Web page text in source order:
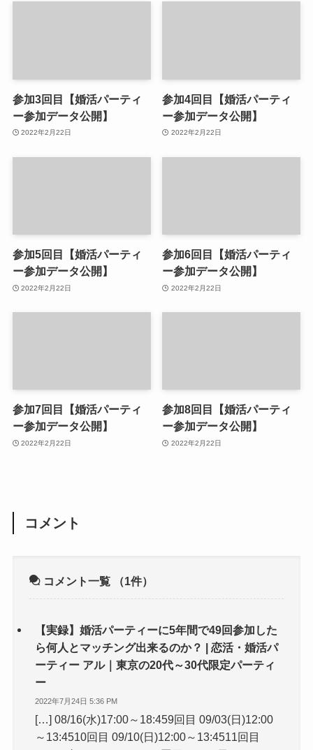
参加3回目【婚活パーティ
ー参加データ公開】
2022年2月22日
参加4回目【婚活パーティ
ー参加データ公開】
2022年2月22日
参加5回目【婚活パーティ
ー参加データ公開】
2022年2月22日
参加6回目【婚活パーティ
ー参加データ公開】
2022年2月22日
参加7回目【婚活パーティ
ー参加データ公開】
2022年2月22日
参加8回目【婚活パーティ
ー参加データ公開】
2022年2月22日
コメント
コメント一覧 （1件）
【実録】婚活パーティーに5年間で49回参加した
ら何人とマッチング出来るのか？ | 恋活・婚活パ
ーティー アル｜東京の20代～30代限定パーティ
ー
2022年7月24日 5:36 PM
[…] 08/16(水)17:00～18:459回目 09/03(日)12:00
～13:4510回目 09/10(日)12:00～13:4511回目